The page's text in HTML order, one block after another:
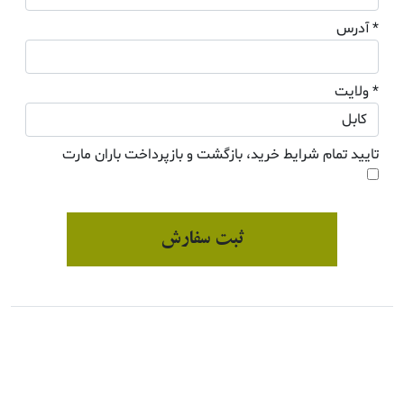
* آدرس
* ولایت
تایید تمام شرایط خرید، بازگشت و بازپرداخت باران مارت
ثبت سفارش